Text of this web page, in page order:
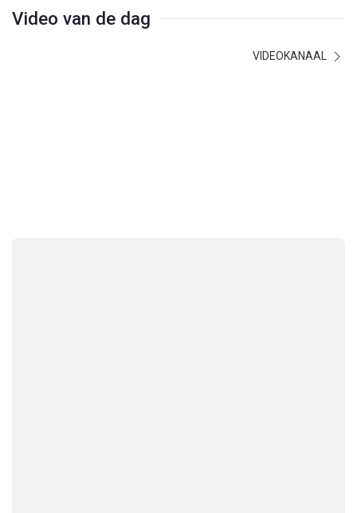
Video van de dag
VIDEOKANAAL